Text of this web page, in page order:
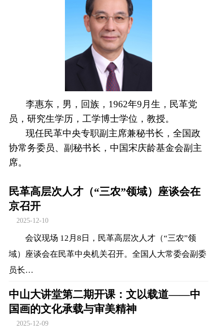
李惠东，男，回族，1962年9月生，民革党
员，研究生学历，工学博士学位，教授。
现任民革中央专职副主席兼秘书长，全国政
协常务委员、副秘书长，中国宋庆龄基金会副主
席。
民革高层次人才（“三农”领域）座谈会在
京召开
2025-12-10
会议现场 12月8日，民革高层次人才（“三农”领
域）座谈会在民革中央机关召开。全国人大常委会副委
员长…
中山大讲堂第二期开课：文以载道——中
国画的文化承载与审美精神
2025-12-09